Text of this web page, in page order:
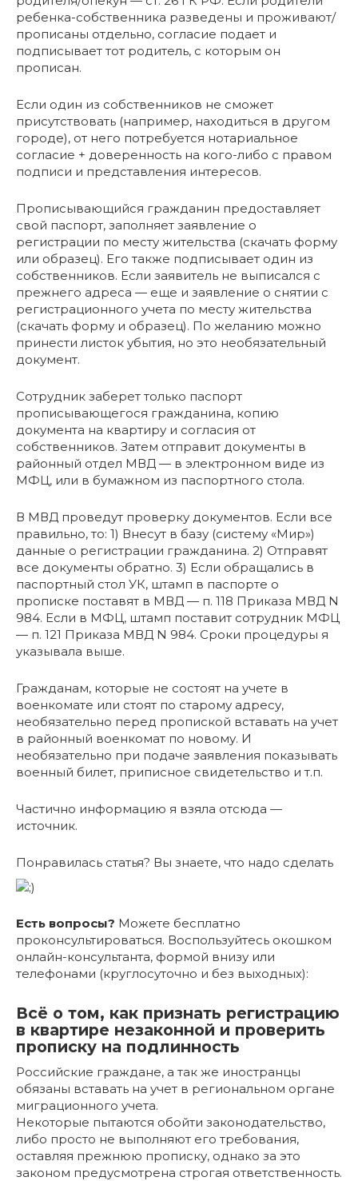
ребенка-собственника разведены и проживают/
прописаны отдельно, согласие подает и
подписывает тот родитель, с которым он
прописан.
Если один из собственников не сможет
присутствовать (например, находиться в другом
городе), от него потребуется нотариальное
согласие + доверенность на кого-либо с правом
подписи и представления интересов.
Прописывающийся гражданин предоставляет
свой паспорт, заполняет заявление о
регистрации по месту жительства (скачать форму
или образец). Его также подписывает один из
собственников. Если заявитель не выписался с
прежнего адреса — еще и заявление о снятии с
регистрационного учета по месту жительства
(скачать форму и образец). По желанию можно
принести листок убытия, но это необязательный
документ.
Сотрудник заберет только паспорт
прописывающегося гражданина, копию
документа на квартиру и согласия от
собственников. Затем отправит документы в
районный отдел МВД — в электронном виде из
МФЦ, или в бумажном из паспортного стола.
В МВД проведут проверку документов. Если все
правильно, то: 1) Внесут в базу (систему «Мир»)
данные о регистрации гражданина. 2) Отправят
все документы обратно. 3) Если обращались в
паспортный стол УК, штамп в паспорте о
прописке поставят в МВД — п. 118 Приказа МВД N
984. Если в МФЦ, штамп поставит сотрудник МФЦ
— п. 121 Приказа МВД N 984. Сроки процедуры я
указывала выше.
Гражданам, которые не состоят на учете в
военкомате или стоят по старому адресу,
необязательно перед пропиской вставать на учет
в районный военкомат по новому. И
необязательно при подаче заявления показывать
военный билет, приписное свидетельство и т.п.
Частично информацию я взяла отсюда —
источник.
Понравилась статья? Вы знаете, что надо сделать
Есть вопросы? Можете бесплатно
проконсультироваться. Воспользуйтесь окошком
онлайн-консультанта, формой внизу или
телефонами (круглосуточно и без выходных):
Всё о том, как признать регистрацию
в квартире незаконной и проверить
прописку на подлинность
Российские граждане, а так же иностранцы
обязаны вставать на учет в региональном органе
миграционного учета.
Некоторые пытаются обойти законодательство,
либо просто не выполняют его требования,
оставляя прежнюю прописку, однако за это
законом предусмотрена строгая ответственность.